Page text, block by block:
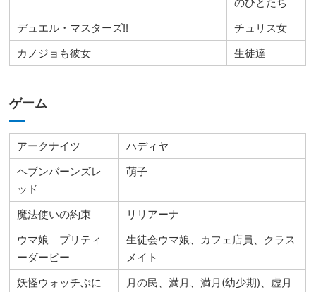
デュエル・マスターズ!!
チュリス女
カノジョも彼女
生徒達
ゲーム
アークナイツ
ハディヤ
ヘブンバーンズレ
ッド
萌子
魔法使いの約束
リリアーナ
ウマ娘 プリティ
ーダービー
生徒会ウマ娘、カフェ店員、クラス
メイト
妖怪ウォッチぷに
月の民、満月、満月(幼少期)、虚月